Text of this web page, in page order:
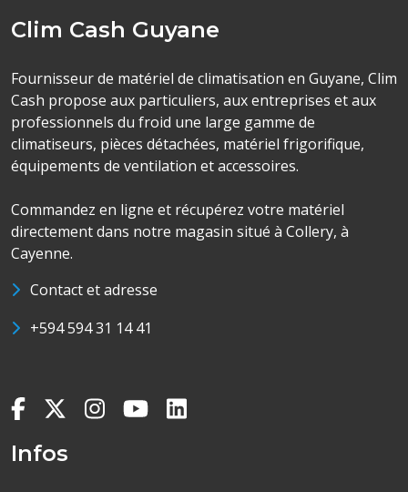
Clim Cash Guyane
Fournisseur de matériel de climatisation en Guyane, Clim
Cash propose aux particuliers, aux entreprises et aux
professionnels du froid une large gamme de
climatiseurs, pièces détachées, matériel frigorifique,
équipements de ventilation et accessoires.
Commandez en ligne et récupérez votre matériel
directement dans notre magasin situé à Collery, à
Cayenne.
Contact et adresse
+594 594 31 14 41
Infos